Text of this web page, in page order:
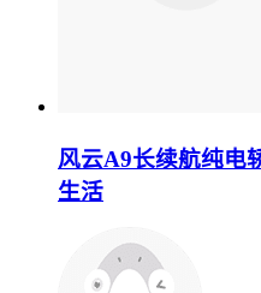
风云A9长续航纯电
生活